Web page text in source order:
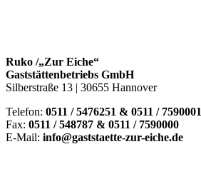
Ruko /„Zur Eiche“
Gaststättenbetriebs GmbH
Silberstraße 13 | 30655 Hannover
Telefon: 0511 / 5476251 & 0511 / 7590001
Fax: 0511 / 548787 & 0511 / 7590000
E-Mail: info@gaststaette-zur-eiche.de